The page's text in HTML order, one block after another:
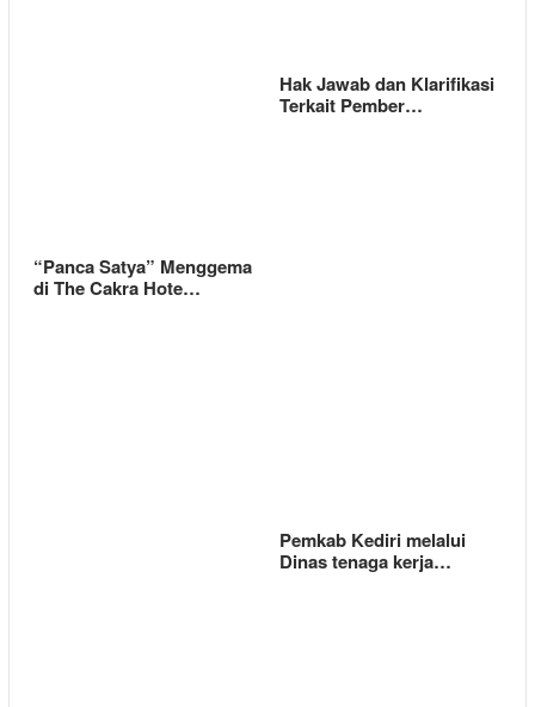
Hak Jawab dan Klarifikasi
Terkait Pember…
“Panca Satya” Menggema
di The Cakra Hote…
Pemkab Kediri melalui
Dinas tenaga kerja…